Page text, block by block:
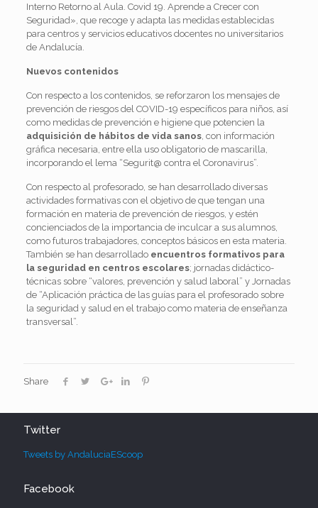
Interno Retorno al Aula. Covid 19. Aprende a Crecer con
Seguridad», que recoge y adapta las medidas establecidas
para centros y servicios educativos docentes no universitarios
de Andalucía.
Nuevos contenidos
Con respecto a los contenidos, se reforzaron los mensajes de
prevención de riesgos del COVID-19 específicos para niños, así
como medidas de prevención e higiene que potencien la
adquisición de hábitos de vida sanos, con información
gráfica necesaria, entre ella uso obligatorio de mascarilla,
incorporando el lema “Segurit@ contra el Coronavirus”.
Con respecto al profesorado, se han desarrollado diversas
actividades formativas con el objetivo de que tengan una
formación en materia de prevención de riesgos, y estén
concienciados de la importancia de inculcar a sus alumnos,
como futuros trabajadores, conceptos básicos en esta materia.
También se han desarrolladoencuentros formativos para
la seguridad en centros escolares; jornadas didáctico-
técnicas sobre “valores, prevención y salud laboral” y Jornadas
de “Aplicación práctica de las guías para el profesorado sobre
la seguridad y salud en el trabajo como materia de enseñanza
transversal”.
Share
Twitter
Tweets by AndaluciaEScoop
Facebook